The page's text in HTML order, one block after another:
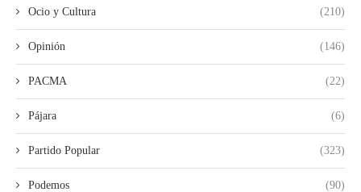
Ocio y Cultura (210)
Opinión (146)
PACMA (22)
Pájara (6)
Partido Popular (323)
Podemos (90)